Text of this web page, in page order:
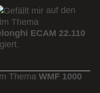
auf den
im Thema
ECAM 22.110
Thema WMF 1000